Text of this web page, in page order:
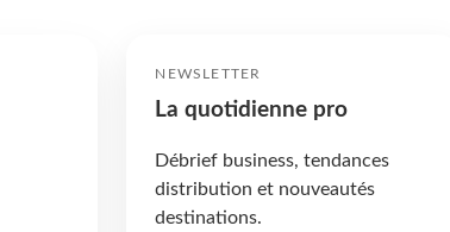
NEWSLETTER
La quotidienne pro
Débrief business, tendances
distribution et nouveautés
destinations.